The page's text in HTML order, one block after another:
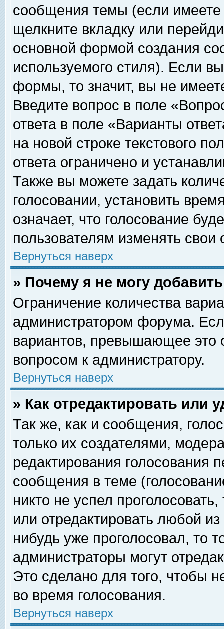
сообщения темы (если
щелкните вкладку или
основной формой создания
используемого стиля). Если
формы, то значит, вы не
Введите вопрос в поле
ответа в поле «Варианты
на новой строке текстового
ответа ограничено и
Также вы можете задать
голосовании, установить
означает, что голосование
пользователям изменять свои
Вернуться наверх
» Почему я не могу
Ограничение количества
администратором форума.
вариантов, превышающее это
вопросом к администратору.
Вернуться наверх
» Как отредактировать или
Так же, как и сообщения,
только их создателями,
редактирования голосования
сообщения в теме
никто не успел
или отредактировать любой
нибудь уже проголосовал, то
администраторы могут
Это сделано для того, чтобы
во время голосования.
Вернуться наверх